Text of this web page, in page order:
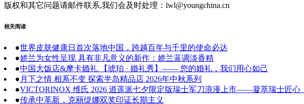
版权和其它问题请邮件联系,我们会及时处理：lwl@youngchina.cn
相关阅读
●世界皮肤健康日首次落地中国，跨越百年与千里的使命必达
●娇兰为女性呈现 具有非凡意义的新作：娇兰蓝调淡香精
●中国大饭店&摩卡婚礼 【琥珀 · 婚礼秀】—— 您的婚礼，我们用心如己
● 月下之情 相系不变 探索半岛精品店 2026年中秋系列
●VICTORINOX 维氏 2026 逍遥派七夕限定版瑞士军刀浪漫上市——凝萃瑞士匠心
●传承中革新，克丽缇娜双奖印证长期主义